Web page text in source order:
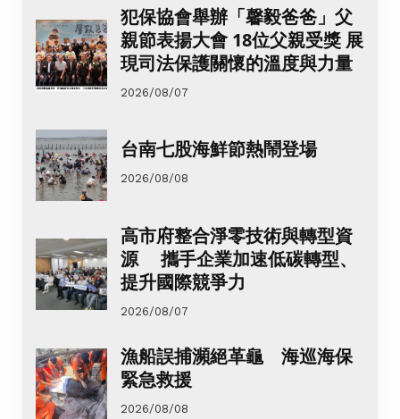
犯保協會舉辦「馨毅爸爸」父
親節表揚大會 18位父親受獎 展
現司法保護關懷的溫度與力量
2026/08/07
台南七股海鮮節熱鬧登場
2026/08/08
高市府整合淨零技術與轉型資
源 攜手企業加速低碳轉型、
提升國際競爭力
2026/08/07
漁船誤捕瀕絕革龜 海巡海保
緊急救援
2026/08/08